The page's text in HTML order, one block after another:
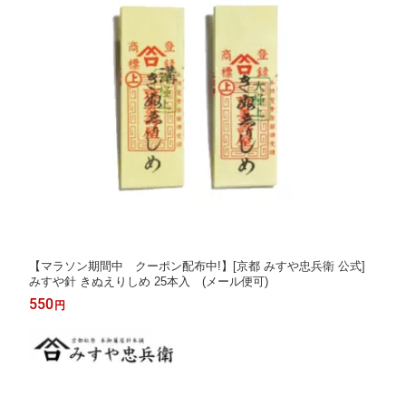
【マラソン期間中 クーポン配布中!】[京都 みすや忠兵衛 公式]
みすや針 きぬえりしめ 25本入 (メール便可)
550円